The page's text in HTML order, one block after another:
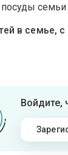
семьи
в семье,
Войдите,